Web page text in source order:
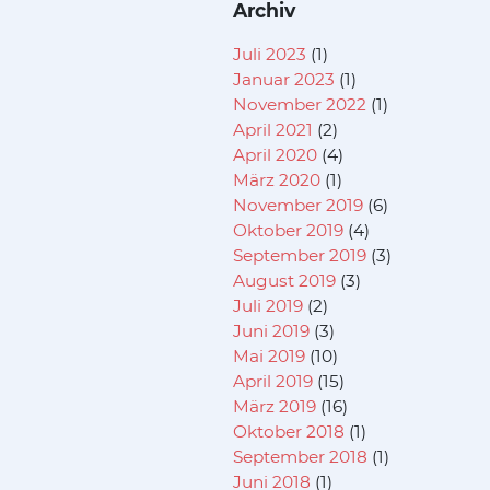
Archiv
Juli 2023 (1)
Januar 2023 (1)
November 2022 (1)
April 2021 (2)
April 2020 (4)
März 2020 (1)
November 2019 (6)
Oktober 2019 (4)
September 2019 (3)
August 2019 (3)
Juli 2019 (2)
Juni 2019 (3)
Mai 2019 (10)
April 2019 (15)
März 2019 (16)
Oktober 2018 (1)
September 2018 (1)
Juni 2018 (1)